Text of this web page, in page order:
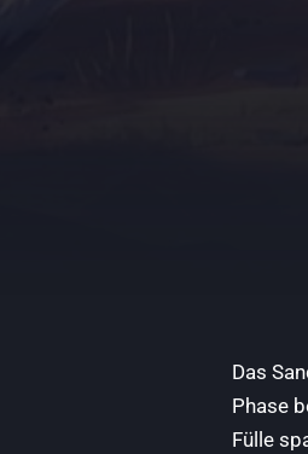
Das
Phase
Fülle